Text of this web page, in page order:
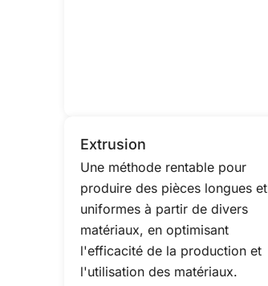
Extrusion
Une méthode rentable pour
produire des pièces longues et
uniformes à partir de divers
matériaux, en optimisant
l'efficacité de la production et
l'utilisation des matériaux.